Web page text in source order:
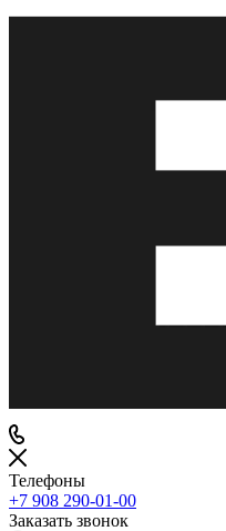
Телефоны
+7 908 290-01-00
Заказать звонок